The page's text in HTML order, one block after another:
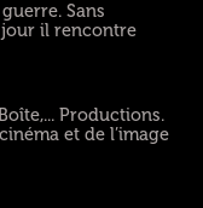
Sans
jour il rencontre
Productions.
et de l’image